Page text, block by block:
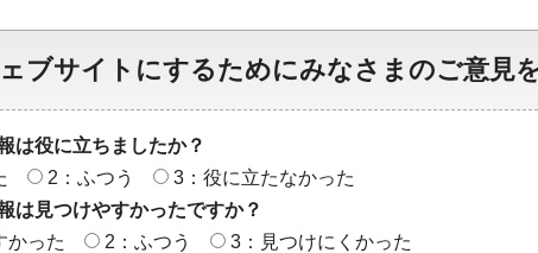
ブサイトにするためにみなさまのご意見
は役に立ちましたか？
2：ふつう
3：役に立たなかった
は見つけやすかったですか？
かった
2：ふつう 3：見つけにくかった